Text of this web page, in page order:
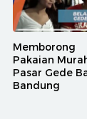
Memborong
Pakaian
Pasar Gede
Bandung